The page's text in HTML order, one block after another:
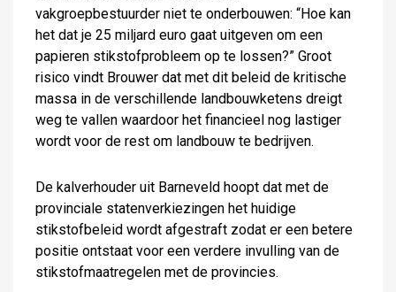
vakgroepbestuurder niet te onderbouwen: “Hoe kan
het dat je 25 miljard euro gaat uitgeven om een
papieren stikstofprobleem op te lossen?” Groot
risico vindt Brouwer dat met dit beleid de kritische
massa in de verschillende landbouwketens dreigt
weg te vallen waardoor het financieel nog lastiger
wordt voor de rest om landbouw te bedrijven.
De kalverhouder uit Barneveld hoopt dat met de
provinciale statenverkiezingen het huidige
stikstofbeleid wordt afgestraft zodat er een betere
positie ontstaat voor een verdere invulling van de
stikstofmaatregelen met de provincies.